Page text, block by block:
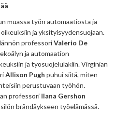
muassa työn automaatiosta ja
ja yksityisyydensuojaan.
professoriValerio De
ja automaation
ja työsuojelulakiin. Virginian
Allison Pugh puhui siitä, miten
perustuvaan työhön.
professori Ilana Gershon
brändäykseen työelämässä.